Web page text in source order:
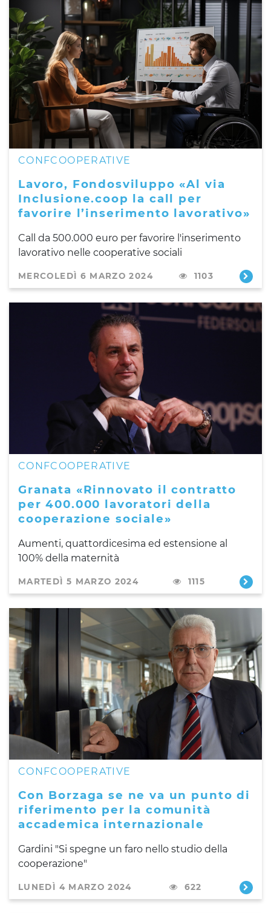
CONFCOOPERATIVE
Lavoro, Fondosviluppo «Al via
Inclusione.coop la call per
favorire l’inserimento lavorativo»
Call da 500.000 euro per favorire l'inserimento
lavorativo nelle cooperative sociali
MERCOLEDÌ 6 MARZO 2024 1103
CONFCOOPERATIVE
Granata «Rinnovato il contratto
per 400.000 lavoratori della
cooperazione sociale»
Aumenti, quattordicesima ed estensione al
100% della maternità
MARTEDÌ 5 MARZO 2024 1115
CONFCOOPERATIVE
Con Borzaga se ne va un punto di
riferimento per la comunità
accademica internazionale
Gardini "Si spegne un faro nello studio della
cooperazione"
LUNEDÌ 4 MARZO 2024 622